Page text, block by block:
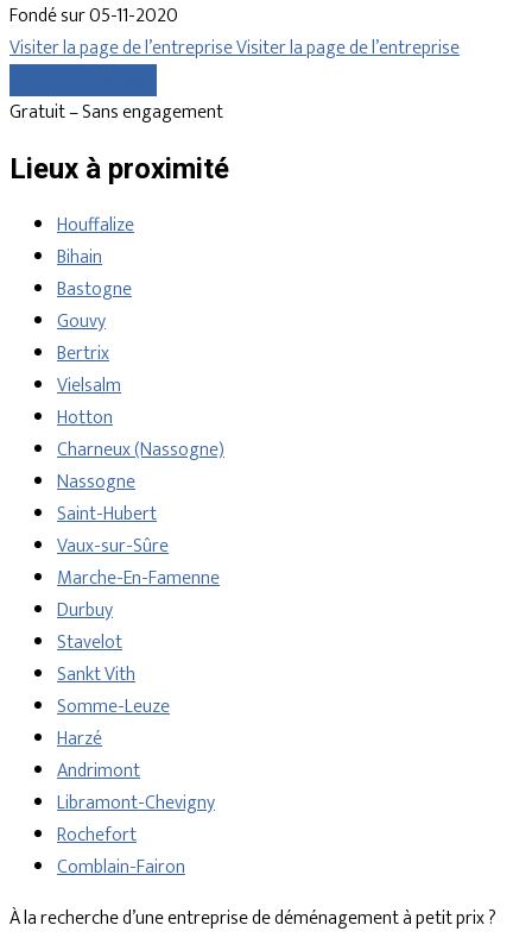
Fondé sur 05-11-2020
Visiter la page de l’entrepriseVisiter la page de l’entreprise
Gratuit – Sans engagement
Lieux à proximité
Houffalize
Bihain
Bastogne
Gouvy
Bertrix
Vielsalm
Hotton
Charneux (Nassogne)
Nassogne
Saint-Hubert
Vaux-sur-Sûre
Marche-En-Famenne
Durbuy
Stavelot
Sankt Vith
Somme-Leuze
Harzé
Andrimont
Libramont-Chevigny
Rochefort
Comblain-Fairon
À la recherche d’une entreprise de déménagement à petit prix ?